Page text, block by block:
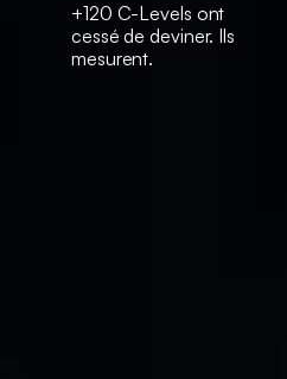
+120 C-Levels ont
cessé de deviner. Ils
mesurent.